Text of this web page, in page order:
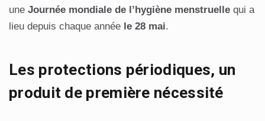
une Journée mondiale de l’hygiène menstruelle qui a
lieu depuis chaque année le 28 mai.
Les protections périodiques, un
produit de première nécessité